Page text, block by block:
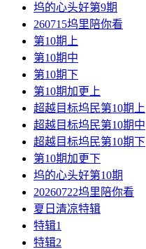
坞的心头好第9期
260715坞里陪你看
第10期上
第10期中
第10期下
第10期加更上
超越目标坞民第10期上
超越目标坞民第10期中
超越目标坞民第10期下
第10期加更下
坞的心头好第10期
20260722坞里陪你看
夏日清凉特辑
特辑1
特辑2